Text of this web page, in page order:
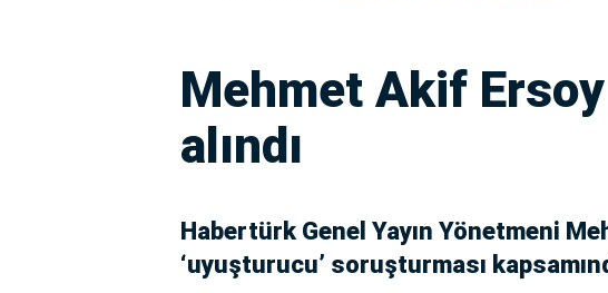
Mehmet Akif
alındı
Habertürk Genel Yayın Yönetmeni
‘uyuşturucu’ soruşturması